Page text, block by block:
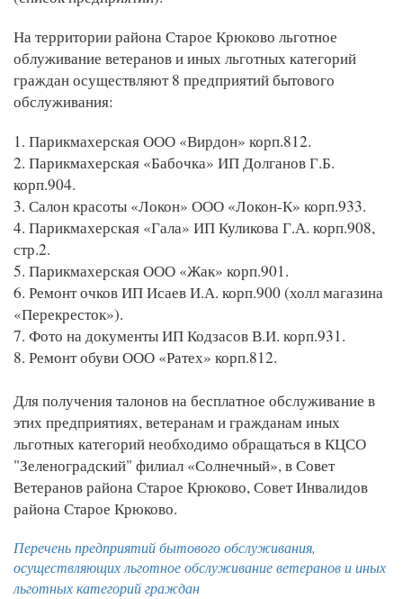
На территории района Старое Крюково льготное
облуживание ветеранов и иных льготных категорий
граждан осуществляют 8 предприятий бытового
обслуживания:
1. Парикмахерская ООО «Вирдон» корп.812.
2. Парикмахерская «Бабочка» ИП Долганов Г.Б.
корп.904.
3. Салон красоты «Локон» ООО «Локон-К» корп.933.
4. Парикмахерская «Гала» ИП Куликова Г.А. корп.908,
стр.2.
5. Парикмахерская ООО «Жак» корп.901.
6. Ремонт очков ИП Исаев И.А. корп.900 (холл магазина
«Перекресток»).
7. Фото на документы ИП Кодзасов В.И. корп.931.
8. Ремонт обуви ООО «Ратех» корп.812.
Для получения талонов на бесплатное обслуживание в
этих предприятиях, ветеранам и гражданам иных
льготных категорий необходимо обращаться в КЦСО
"Зеленоградский" филиал «Солнечный», в Совет
Ветеранов района Старое Крюково, Совет Инвалидов
района Старое Крюково.
Перечень предприятий бытового обслуживания,
осуществляющих льготное обслуживание ветеранов и иных
льготных категорий граждан